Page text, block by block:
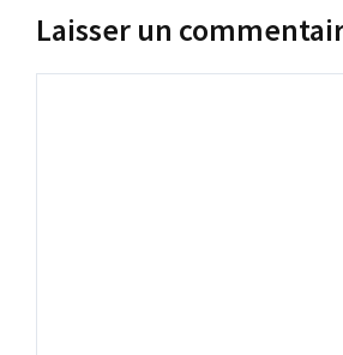
Laisser un